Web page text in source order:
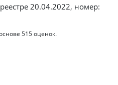
20.04.2022, номер:
515оценок.